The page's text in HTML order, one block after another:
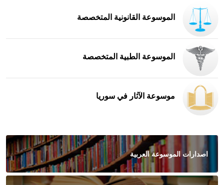
الموسوعة القانونية المتخصصة
الموسوعة الطبية المتخصصة
موسوعة الآثار في سوريا
اصدارات الموسوعة العربية